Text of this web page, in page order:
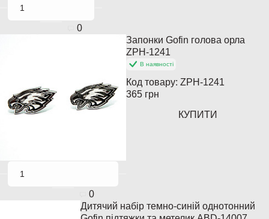
0
0
Запонки Gofin голова орла
ZPH-1241
В наявності
Код товару:ZPH-1241
365 грн
КУПИТИ
Дитячий набір темно-синій однотонний